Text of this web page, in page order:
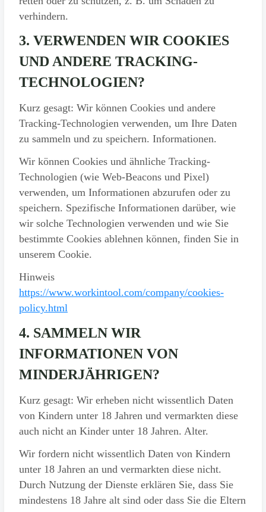
verhindern.
3. VERWENDEN WIR COOKIES
UND ANDERE TRACKING-
TECHNOLOGIEN?
Kurz gesagt: Wir können Cookies und andere
Tracking-Technologien verwenden, um Ihre Daten
zu sammeln und zu speichern. Informationen.
Wir können Cookies und ähnliche Tracking-
Technologien (wie Web-Beacons und Pixel)
verwenden, um Informationen abzurufen oder zu
speichern. Spezifische Informationen darüber, wie
wir solche Technologien verwenden und wie Sie
bestimmte Cookies ablehnen können, finden Sie in
unserem Cookie.
Hinweis
https://www.workintool.com/company/cookies-
policy.html
4. SAMMELN WIR
INFORMATIONEN VON
MINDERJÄHRIGEN?
Kurz gesagt: Wir erheben nicht wissentlich Daten
von Kindern unter 18 Jahren und vermarkten diese
auch nicht an Kinder unter 18 Jahren. Alter.
Wir fordern nicht wissentlich Daten von Kindern
unter 18 Jahren an und vermarkten diese nicht.
Durch Nutzung der Dienste erklären Sie, dass Sie
mindestens 18 Jahre alt sind oder dass Sie die Eltern